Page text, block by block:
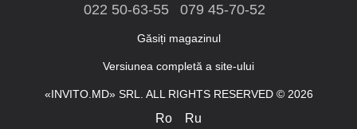
022 50-63-55 079 45-70-52
Găsiți magazinul
Versiunea completă a site-ului
«INVITO.MD» SRL. ALL RIGHTS RESERVED © 2026
Ro Ru